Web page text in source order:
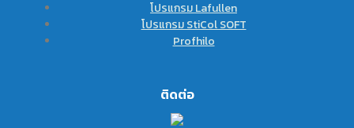
โปรแกรม Lafullen
โปรแกรม StiCol SOFT
Profhilo
ติดต่อ